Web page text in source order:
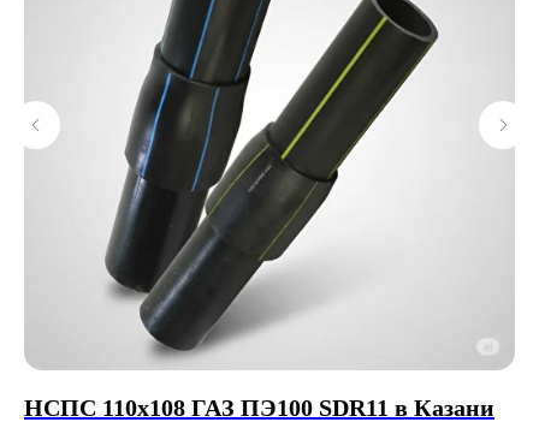
НСПС 110х108 ГАЗ ПЭ100 SDR11 в Казани